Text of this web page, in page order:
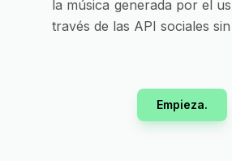
la música generada por el
través de las API sociales
Empieza.